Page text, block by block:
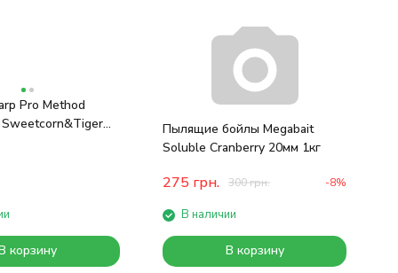
Pro Method
корзину
Пылящие бойлы Megabait
Soluble Cranberry 20мм 1кг
275 грн. 300грн. -8%
В наличии
В корзину